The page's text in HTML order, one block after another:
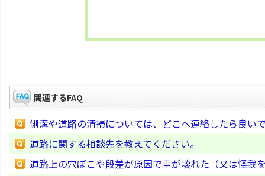
関連するFAQ
側溝や道路の清掃については、どこへ連絡したら良い
道路に関する相談先を教えてください。
道路上の穴ぼこや段差が原因で車が壊れた（又は怪我